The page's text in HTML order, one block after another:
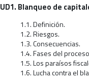
UD1. Blanqueo de
1.1. Definición.
1.2. Riesgos.
1.3. Consecuencias.
1.4. Fases del
1.5. Los paraísos
1.6. Lucha contra el